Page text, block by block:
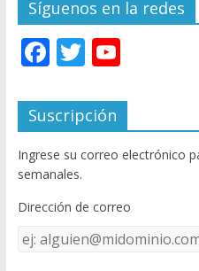
Síguenos en la redes
F
e
b
o
o
k
T
itt
er
Y
u
T
u
e
C
Suscripción
Ingrese su correo electrónico
semanales.
Dirección de correo
Dirección